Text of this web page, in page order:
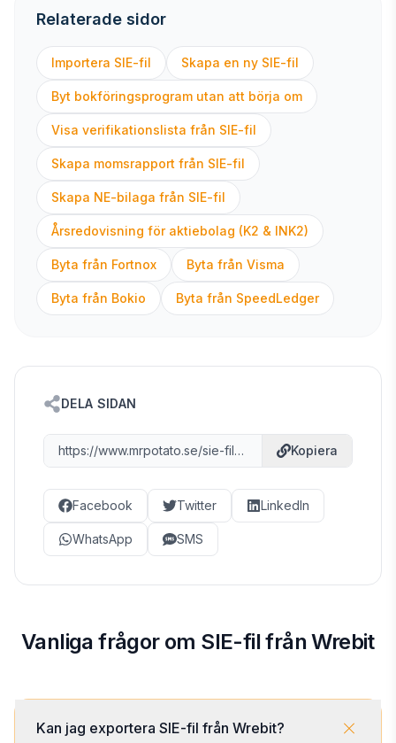
Relaterade sidor
Importera SIE-fil Skapa en ny SIE-fil
Byt bokföringsprogram utan att börja om
Visa verifikationslista från SIE-fil
Skapa momsrapport från SIE-fil
Skapa NE-bilaga från SIE-fil
Årsredovisning för aktiebolag (K2 & INK2)
Byta från Fortnox Byta från Visma
Byta från Bokio Byta från SpeedLedger
DELA SIDAN
https://www.mrpotato.se/sie-fil-wrebit Kopiera
Facebook Twitter LinkedIn
WhatsApp SMS
Vanliga frågor om SIE-fil från Wrebit
Kan jag exportera SIE-fil från Wrebit?